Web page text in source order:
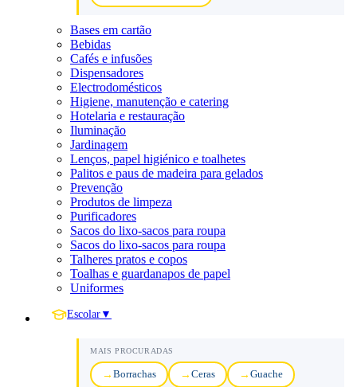
Bases em cartão
Bebidas
Cafés e infusões
Dispensadores
Electrodomésticos
Higiene, manutenção e catering
Hotelaria e restauração
Iluminação
Jardinagem
Lenços, papel higiénico e toalhetes
Palitos e paus de madeira para gelados
Prevenção
Produtos de limpeza
Purificadores
Sacos do lixo-sacos para roupa
Sacos do lixo-sacos para roupa
Talheres pratos e copos
Toalhas e guardanapos de papel
Uniformes
Escolar ▼
MAIS PROCURADAS
Borrachas Ceras Guache